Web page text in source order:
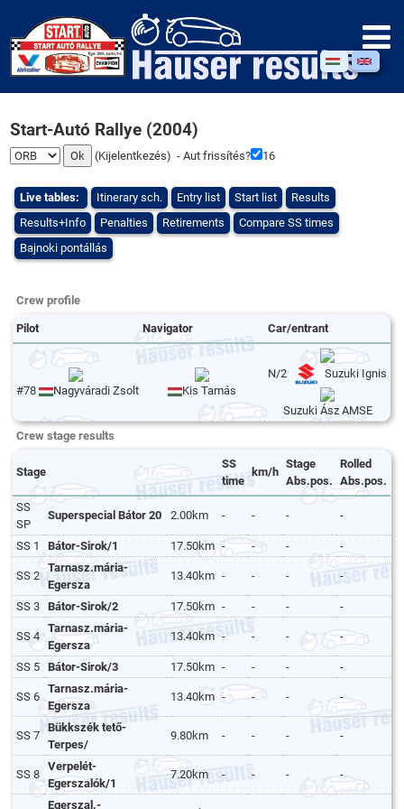
Start-Autó Rallye (2004)
(Kijelentkezés) - Aut frissítés? 16
Live tables: Itinerary sch. Entry list Start list
Results
Results+Info
Penalties Retirements
Compare SS times
Bajnoki pontállás
Crew profile
Pilot Navigator Car/entrant
#78 Nagyváradi Zsolt Kis Tamás
N/2 Suzuki Ignis
Suzuki Ász AMSE
Crew stage results
Stage
SS
time
km/h
Stage
Abs.pos.
Rolled
Abs.pos.
SS
SP
Superspecial Bátor 20 2.00km - - - -
SS 1 Bátor-Sirok/1 17.50km - - - -
SS 2
Tarnasz.mária-
Egersza
13.40km - - - -
SS 3 Bátor-Sirok/2 17.50km - - - -
SS 4
Tarnasz.mária-
Egersza
13.40km - - - -
SS 5 Bátor-Sirok/3 17.50km - - - -
SS 6
Tarnasz.mária-
Egersza
13.40km - - - -
SS 7
Bükkszék tető-
Terpes/
9.80km - - - -
SS 8
Verpelét-
Egerszalók/1
7.20km - - - -
Egerszal.-